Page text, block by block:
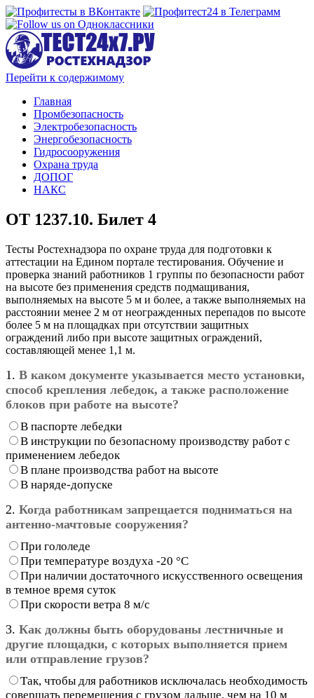
Перейти к содержимому
Главная
Промбезопасность
Электробезопасность
Энергобезопасность
Гидросооружения
Охрана труда
ДОПОГ
НАКС
ОТ 1237.10. Билет 4
Тесты Ростехнадзора по охране труда для подготовки к
аттестации на Едином портале тестирования. Обучение и
проверка знаний работников 1 группы по безопасности работ
на высоте без применения средств подмащивания,
выполняемых на высоте 5 м и более, а также выполняемых на
расстоянии менее 2 м от неогражденных перепадов по высоте
более 5 м на площадках при отсутствии защитных
ограждений либо при высоте защитных ограждений,
составляющей менее 1,1 м.
1. В каком документе указывается место установки,
способ крепления лебедок, а также расположение
блоков при работе на высоте?
В паспорте лебедки
В инструкции по безопасному производству работ с
применением лебедок
В плане производства работ на высоте
В наряде-допуске
2. Когда работникам запрещается подниматься на
антенно-мачтовые сооружения?
При гололеде
При температуре воздуха -20 °С
При наличии достаточного искусственного освещения
в темное время суток
При скорости ветра 8 м/с
3. Как должны быть оборудованы лестничные и
другие площадки, с которых выполняется прием
или отправление грузов?
Так, чтобы для работников исключалась необходимость
совершать перемещения с грузом дальше, чем на 10 м